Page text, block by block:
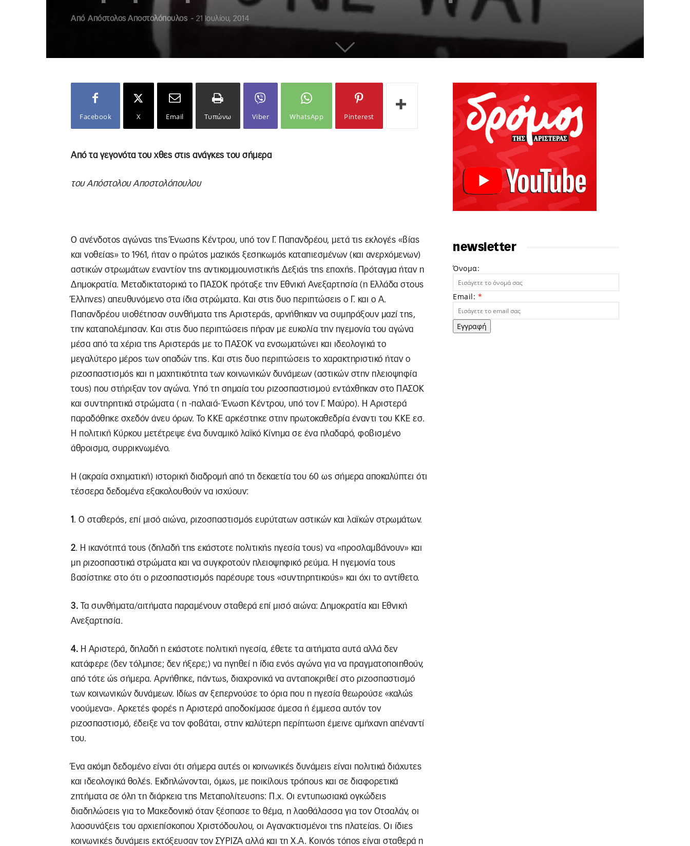
Από Απόστολος Αποστολόπουλος - 21 Ιουλίου, 2014
Facebook X Email Τυπώνω Viber WhatsApp Pinterest
Από τα γεγονότα του χθες στις ανάγκες του σήμερα
του Απόστολου Αποστολόπουλου
Ο ανένδοτος αγώνας της Ένωσης Κέντρου, υπό τον Γ. Παπανδρέου, μετά τις εκλογές «βίας
και νοθείας» το 1961, ήταν ο πρώτος μαζικός ξεσηκωμός καταπιεσμένων (και ανερχόμενων)
αστικών στρωμάτων εναντίον της αντικομμουνιστικής Δεξιάς της εποχής. Πρόταγμα ήταν η
Δημοκρατία. Μεταδικτατορικά το ΠΑΣΟΚ πρόταξε την Εθνική Ανεξαρτησία (η Ελλάδα στους
Έλληνες) απευθυνόμενο στα ίδια στρώματα. Και στις δυο περιπτώσεις ο Γ. και ο Α.
Παπανδρέου υιοθέτησαν συνθήματα της Αριστεράς, αρνήθηκαν να συμπράξουν μαζί της,
την καταπολέμησαν. Και στις δυο περιπτώσεις πήραν με ευκολία την ηγεμονία του αγώνα
μέσα από τα χέρια της Αριστεράς με το ΠΑΣΟΚ να ενσωματώνει και ιδεολογικά το
μεγαλύτερο μέρος των οπαδών της. Και στις δυο περιπτώσεις το χαρακτηριστικό ήταν ο
ριζοσπαστισμός και η μαχητικότητα των κοινωνικών δυνάμεων (αστικών στην πλειοψηφία
τους) που στήριξαν τον αγώνα. Υπό τη σημαία του ριζοσπαστισμού εντάχθηκαν στο ΠΑΣΟΚ
και συντηρητικά στρώματα ( η -παλαιά- Ένωση Κέντρου, υπό τον Γ. Μαύρο). Η Αριστερά
παραδόθηκε σχεδόν άνευ όρων. Το ΚΚΕ αρκέστηκε στην πρωτοκαθεδρία έναντι του ΚΚΕ εσ.
Η πολιτική Κύρκου μετέτρεψε ένα δυναμικό λαϊκό Κίνημα σε ένα πλαδαρό, φοβισμένο
άθροισμα, συρρικνωμένο.
Η (ακραία σχηματική) ιστορική διαδρομή από τη δεκαετία του 60 ως σήμερα αποκαλύπτει ότι
τέσσερα δεδομένα εξακολουθούν να ισχύουν:
1 . Ο σταθερός, επί μισό αιώνα, ριζοσπαστισμός ευρύτατων αστικών και λαϊκών στρωμάτων.
2. Η ικανότητά τους (δηλαδή της εκάστοτε πολιτικής ηγεσία τους) να «προσλαμβάνουν» και
μη ριζοσπαστικά στρώματα και να συγκροτούν πλειοψηφικό ρεύμα. Η ηγεμονία τους
βασίστηκε στο ότι ο ριζοσπαστισμός παρέσυρε τους «συντηρητικούς» και όχι το αντίθετο.
3. Τα συνθήματα/αιτήματα παραμένουν σταθερά επί μισό αιώνα: Δημοκρατία και Εθνική
Ανεξαρτησία.
4. Η Αριστερά, δηλαδή η εκάστοτε πολιτική ηγεσία, έθετε τα αιτήματα αυτά αλλά δεν
κατάφερε (δεν τόλμησε; δεν ήξερε;) να ηγηθεί η ίδια ενός αγώνα για να πραγματοποιηθούν,
από τότε ώς σήμερα. Αρνήθηκε, πάντως, διαχρονικά να ανταποκριθεί στο ριζοσπαστισμό
των κοινωνικών δυνάμεων. Ιδίως αν ξεπερνούσε το όρια που η ηγεσία θεωρούσε «καλώς
νοούμενα». Αρκετές φορές η Αριστερά αποδοκίμασε άμεσα ή έμμεσα αυτόν τον
ριζοσπαστισμό, έδειξε να τον φοβάται, στην καλύτερη περίπτωση έμεινε αμήχανη απέναντί
του.
Ένα ακόμη δεδομένο είναι ότι σήμερα αυτές οι κοινωνικές δυνάμεις είναι πολιτικά διάχυτες
και ιδεολογικά θολές. Εκδηλώνονται, όμως, με ποικίλους τρόπους και σε διαφορετικά
ζητήματα σε όλη τη διάρκεια της Μεταπολίτευσης: Π.χ. Οι εντυπωσιακά ογκώδεις
διαδηλώσεις για το Μακεδονικό όταν ξέσπασε το θέμα, η λαοθάλασσα για τον Οτσαλάν, οι
λαοσυνάξεις του αρχιεπίσκοπου Χριστόδουλου, οι Αγανακτισμένοι της πλατείας. Οι ίδιες
κοινωνικές δυνάμεις εκτόξευσαν τον ΣΥΡΙΖΑ αλλά και τη Χ.Α. Κοινός τόπος είναι σταθερά η
newsletter
Όνομα:
Email: *
Εγγραφή